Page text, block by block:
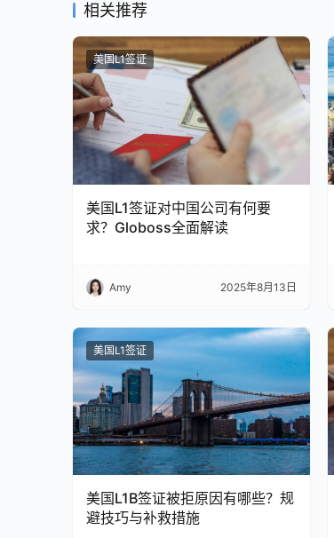
相关推荐
美国L1签证
美国L1签证对中国公司有何要
求？Globoss全面解读
Amy 2025年8月13日
美国L1签证
美国L1B签证被拒原因有哪些？规
避技巧与补救措施